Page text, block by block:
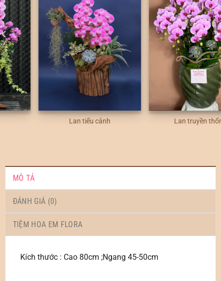
Lan tiểu cảnh Lan truyền thống
MÔ TẢ
ĐÁNH GIÁ (0)
TIỆM HOA EM FLORA
Kích thước : Cao 80cm ;Ngang 45-50cm